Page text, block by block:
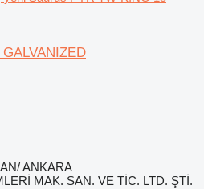
ANKARA
MAK. SAN. VE TİC. LTD. ŞTİ.